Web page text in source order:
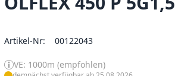
Artikel-Nr: 00122043
VE: 1000m (empfohlen)